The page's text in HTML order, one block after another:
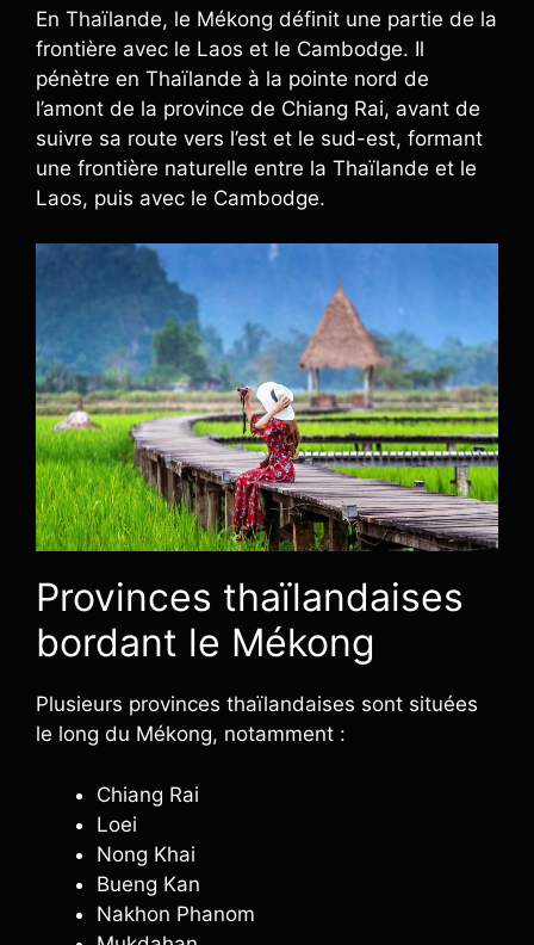
En Thaïlande, le Mékong définit une partie de la
frontière avec le Laos et le Cambodge. Il
pénètre en Thaïlande à la pointe nord de
l’amont de la province de Chiang Rai, avant de
suivre sa route vers l’est et le sud-est, formant
une frontière naturelle entre la Thaïlande et le
Laos, puis avec le Cambodge.
Provinces thaïlandaises
bordant le Mékong
Plusieurs provinces thaïlandaises sont situées
le long du Mékong, notamment :
Chiang Rai
Loei
Nong Khai
Bueng Kan
Nakhon Phanom